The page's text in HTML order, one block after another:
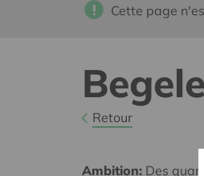
Cette page
Retour
Ambition: Des